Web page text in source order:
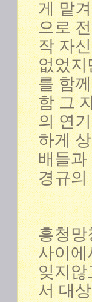
게 맡
으로
작 자
없었지
를 함
함 그
의 연
하게
배들과
경규의
흥청망
사이에
잊지않
서 대